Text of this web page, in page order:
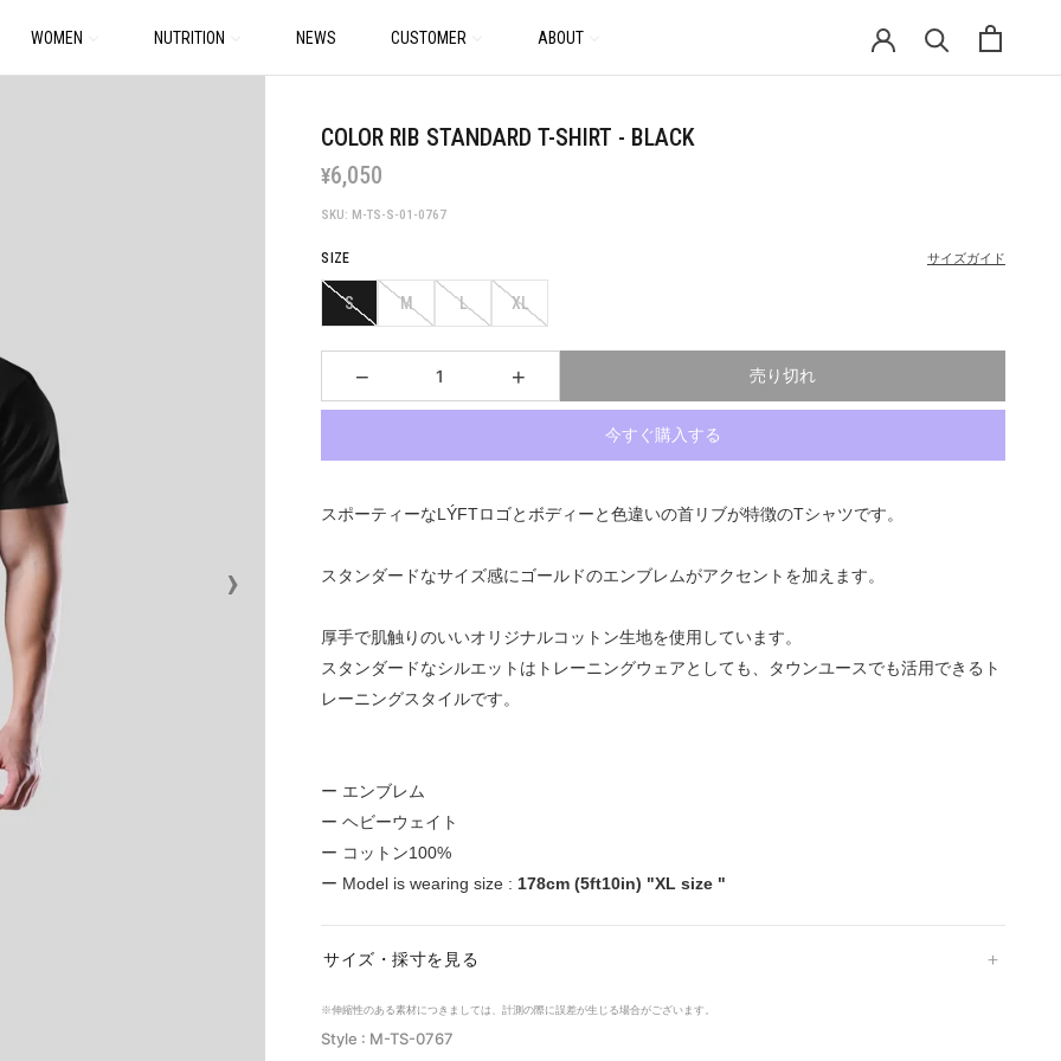
WOMEN NUTRITION NEWS CUSTOMER ABOUT
貨
›
COLOR RIB STANDARD T-SHIRT - BLACK
¥6,050
SKU: M-TS-S-01-0767
SIZE サイズガイド
S M L XL
− + 売り切れ
今すぐ購入する
スポーティーなLÝFTロゴとボディーと色違いの首リブが特徴のTシャツです。
スタンダードなサイズ感にゴールドのエンブレムがアクセントを加えます。
厚手で肌触りのいいオリジナルコットン生地を使用しています。
スタンダードなシルエットは トレーニングウェアとしても、タウンユースでも活用できるト
レーニングスタイルです。
ー エンブレム
ー ヘビーウェイト
ー コットン100%
ー Model is wearing size : 178cm (5ft10in) "XL size "
サイズ・採寸を見る
※伸縮性のある素材につきましては、計測の際に誤差が生じる場合がございます。
Style : M-TS-0767